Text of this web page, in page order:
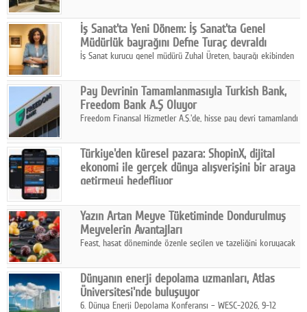
katmanlı bir aile hikâyesi anlatıyor.
İş Sanat'ta Yeni Dönem: İş Sanat'ta Genel
Müdürlük bayrağını Defne Turaç devraldı
İş Sanat kurucu genel müdürü Zuhal Üreten, bayrağı ekibinden
Pay Devrinin Tamamlanmasıyla Turkish Bank,
Freedom Bank A.Ş Oluyor
Freedom Finansal Hizmetler A.Ş.'de, hisse pay devri tamamlandı
Turkish Bank'ın ticaret unvanının “Freedom Bank A.Ş.” olmasına
karar verildi.
Türkiye'den küresel pazara: ShopinX, dijital
ekonomi ile gerçek dünya alışverişini bir araya
getirmeyi hedefliyor
ekonomi ile gerçek dünya alışveriş deneyimi arasında köprü
kurmayı hedefleyen vizyonuyla uluslararası pazarlara açılıyor.
Yazın Artan Meyve Tüketiminde Dondurulmuş
Meyvelerin Avantajları
Feast, hasat döneminde özenle seçilen ve tazeliğini koruyacak
pratik, güvenilir ve lezzetli bir alternatif sunuyor.
Dünyanın enerji depolama uzmanları, Atlas
Üniversitesi'nde buluşuyor
6. Dünya Enerji Depolama Konferansı – WESC-2026, 9-12